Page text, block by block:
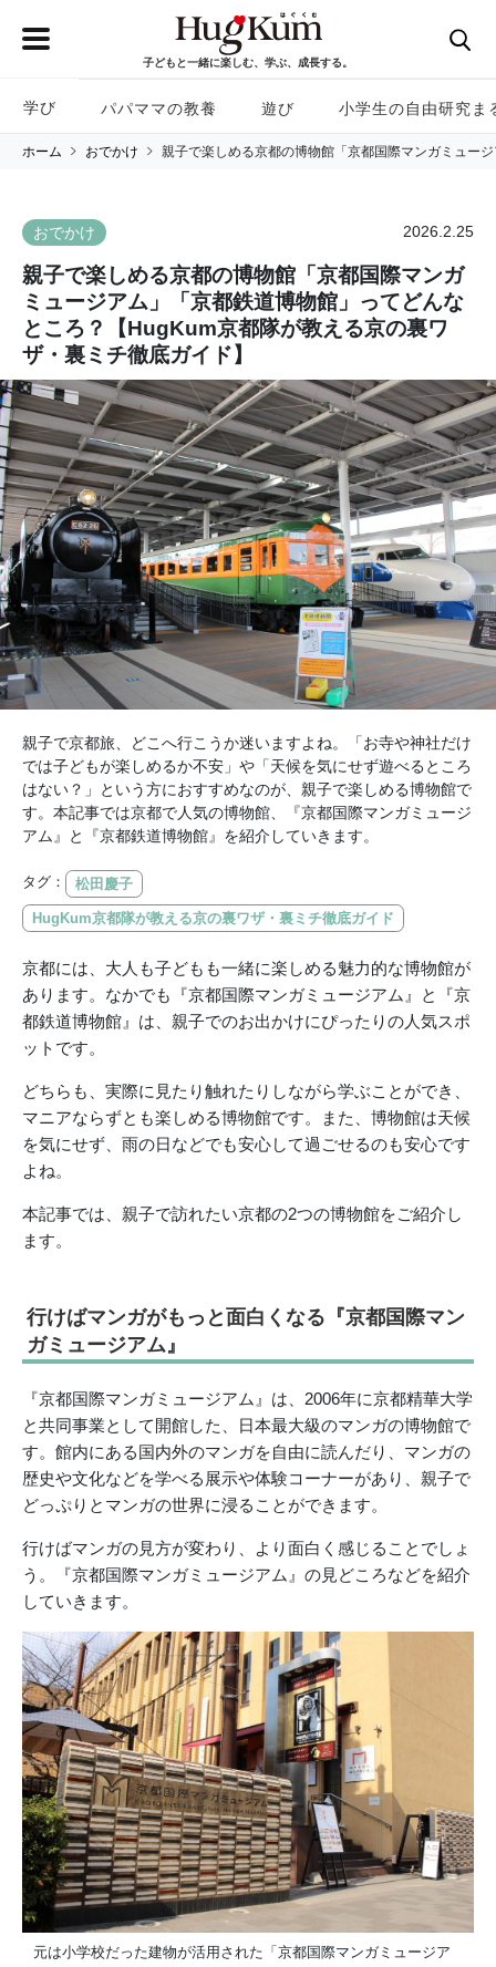
子どもと一緒に楽しむ、学ぶ、成長する。
学び パパママの教養 遊び 小学生の自由研究ま
ホーム おでかけ 親子で楽しめる京都の博物館「京都国際マンガミュー
おでかけ 2026.2.25
親子で楽しめる京都の博物館「京都国際マンガ
ミュージアム」「京都鉄道博物館」ってどんな
ところ？【HugKum京都隊が教える京の裏ワ
ザ・裏ミチ徹底ガイド】
親子で京都旅、どこへ行こうか迷いますよね。「お寺や神社だけ
では子どもが楽しめるか不安」や「天候を気にせず遊べるところ
はない？」という方におすすめなのが、親子で楽しめる博物館で
す。本記事では京都で人気の博物館、『京都国際マンガミュージ
アム』と『京都鉄道博物館』を紹介していきます。
タグ： 松田慶子
HugKum京都隊が教える京の裏ワザ・裏ミチ徹底ガイド
京都には、大人も子どもも一緒に楽しめる魅力的な博物館が
あります。なかでも『京都国際マンガミュージアム』と『京
都鉄道博物館』は、親子でのお出かけにぴったりの人気スポ
ットです。
どちらも、実際に見たり触れたりしながら学ぶことができ、
マニアならずとも楽しめる博物館です。また、博物館は天候
を気にせず、雨の日などでも安心して過ごせるのも安心です
よね。
本記事では、親子で訪れたい京都の2つの博物館をご紹介し
ます。
行けばマンガがもっと面白くなる『京都国際マン
ガミュージアム』
『京都国際マンガミュージアム』は、2006年に京都精華大学
と共同事業として開館した、日本最大級のマンガの博物館で
す。館内にある国内外のマンガを自由に読んだり、マンガの
歴史や文化などを学べる展示や体験コーナーがあり、親子で
どっぷりとマンガの世界に浸ることができます。
行けばマンガの見方が変わり、より面白く感じることでしょ
う。『京都国際マンガミュージアム』の見どころなどを紹介
していきます。
元は小学校だった建物が活用された「京都国際マンガミュージア